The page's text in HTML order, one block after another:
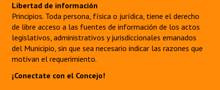
Libertad de información
Principios. Toda persona, física o jurídica, tiene el derecho
de libre acceso a las fuentes de información de los actos
legislativos, administrativos y jurisdiccionales emanados
del Municipio, sin que sea necesario indicar las razones que
motivan el requerimiento.
¡Conectate con el Concejo!